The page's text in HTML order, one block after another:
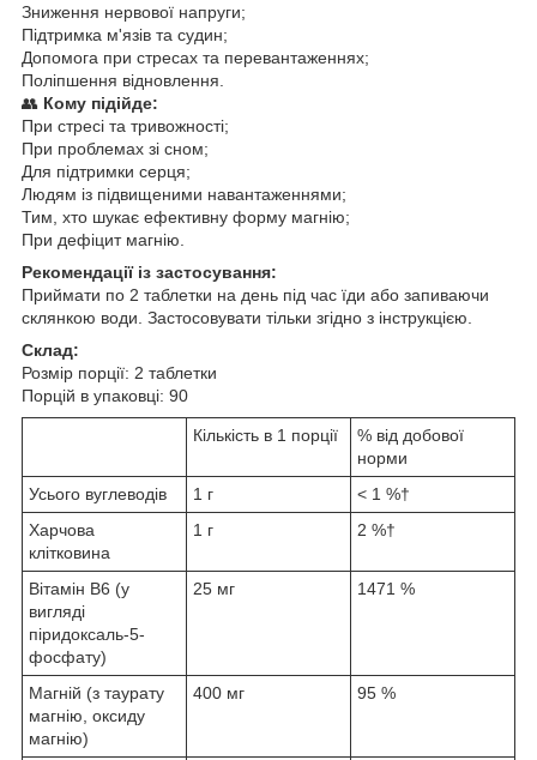
Зниження нервової напруги;
Підтримка м'язів та судин;
Допомога при стресах та перевантаженнях;
Поліпшення відновлення.
👥 Кому підійде:
При стресі та тривожності;
При проблемах зі сном;
Для підтримки серця;
Людям із підвищеними навантаженнями;
Тим, хто шукає ефективну форму магнію;
При дефіцит магнію.
Рекомендації із застосування:
Приймати по 2 таблетки на день під час їди або запиваючи
склянкою води. Застосовувати тільки згідно з інструкцією.
Склад:
Розмір порції: 2 таблетки
Порцій в упаковці: 90
Кількість в 1 порції
% від добової
норми
Усього вуглеводів
1 г
< 1 %†
Харчова
клітковина
1 г 2 %†
Вітамін B6 (у
вигляді
піридоксаль-5-
фосфату)
25 мг 1471 %
Магній (з таурату
магнію, оксиду
магнію)
400 мг 95 %